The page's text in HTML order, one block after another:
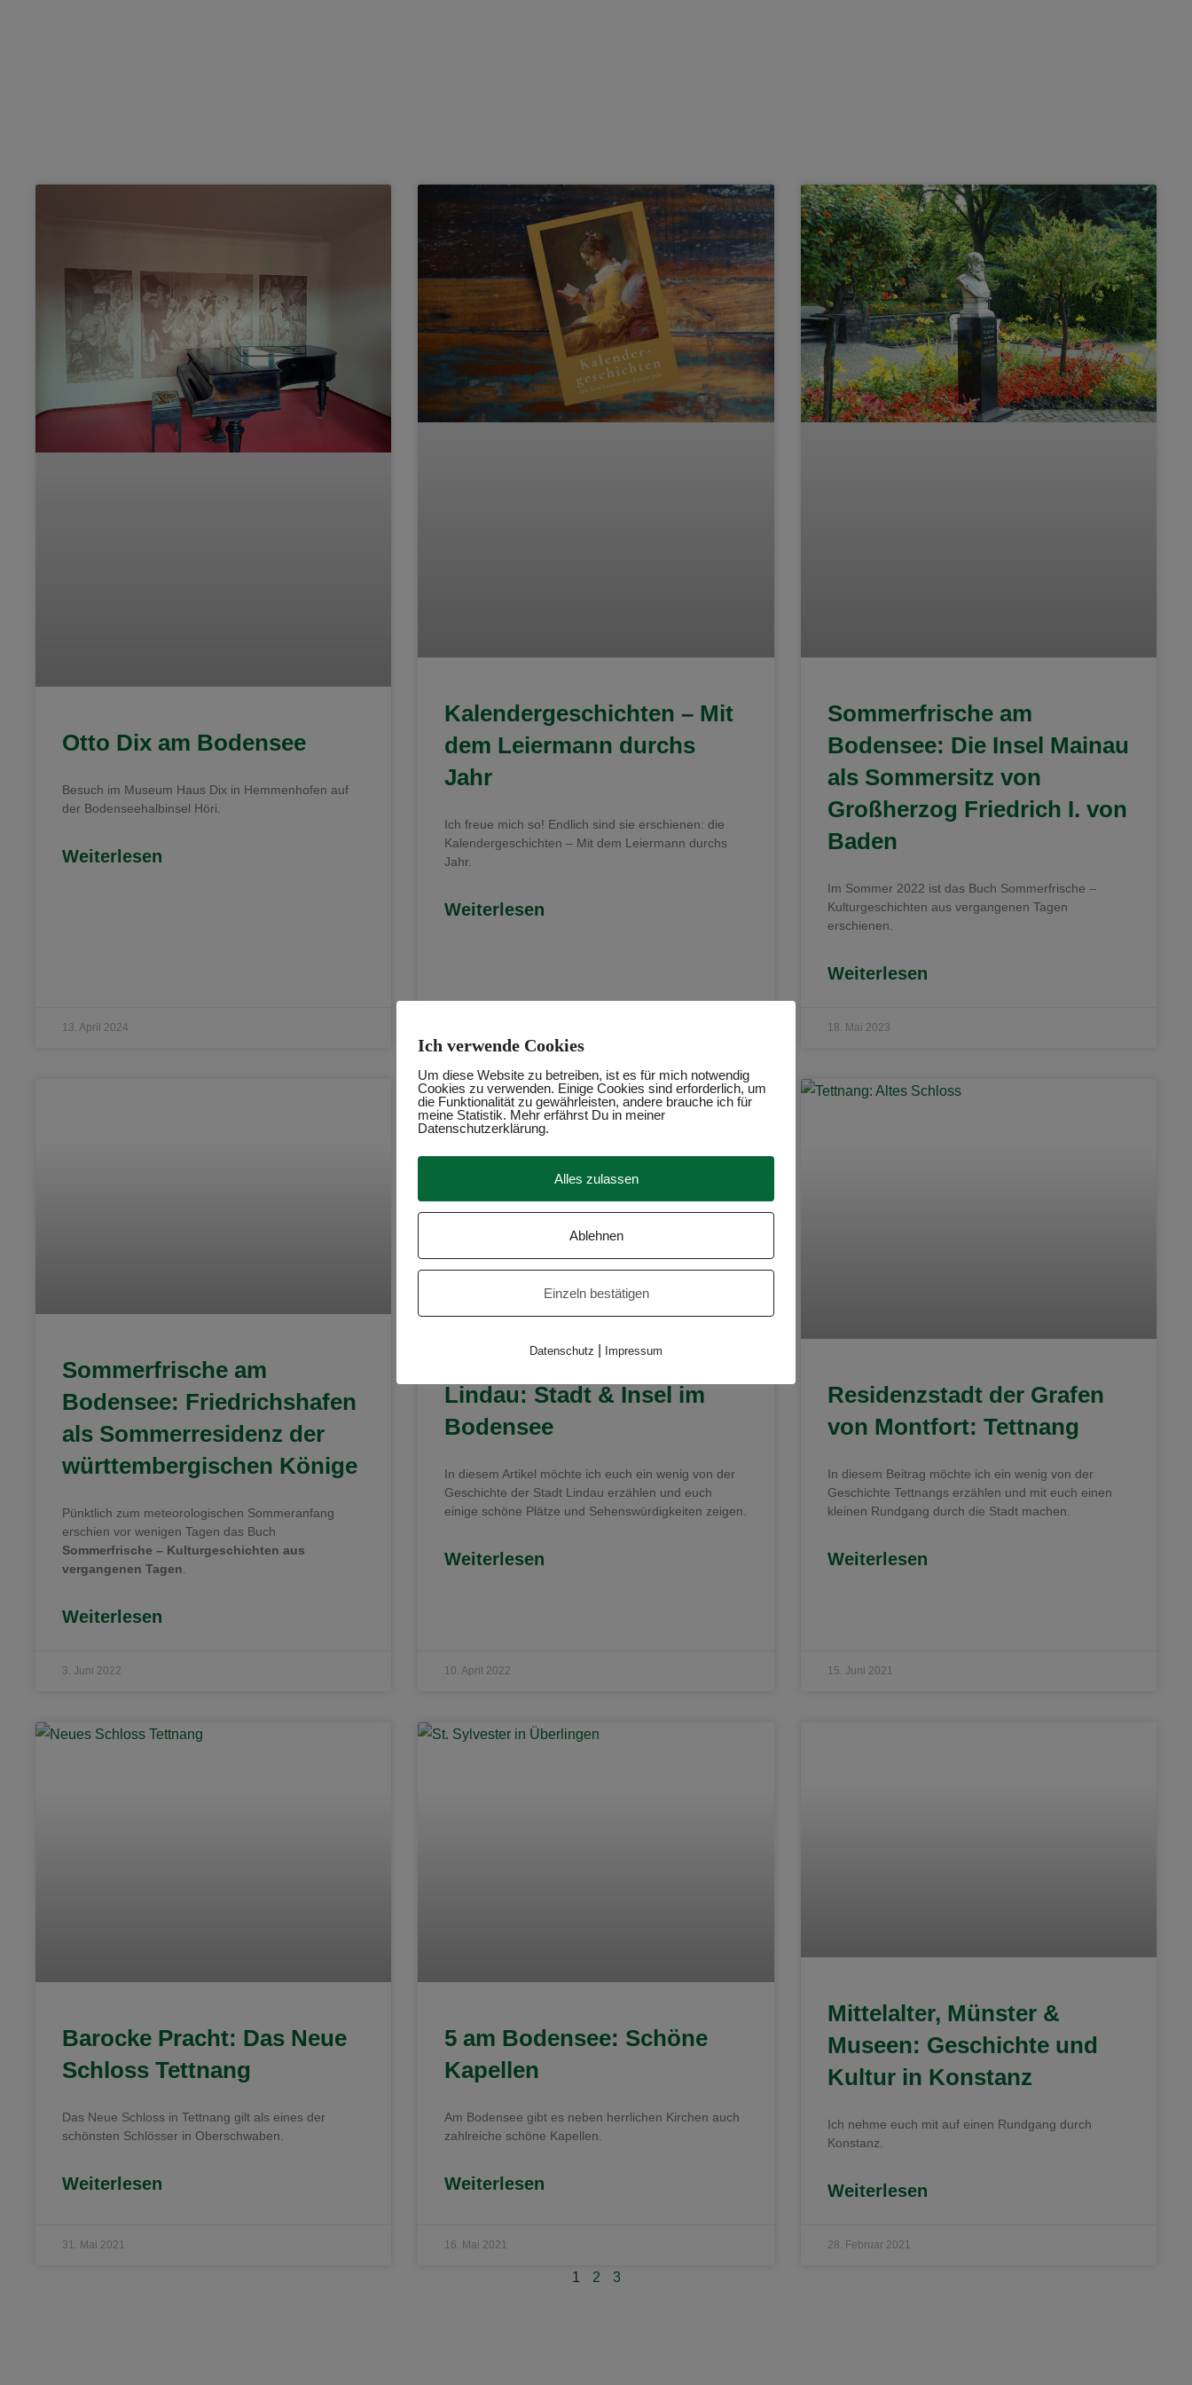
Otto Dix am Bodensee
Besuch im Museum Haus Dix in Hemmenhofen auf
der Bodenseehalbinsel Höri.
Weiterlesen
13. April 2024
Kalendergeschichten – Mit
dem Leiermann durchs
Jahr
Ich freue mich so! Endlich sind sie erschienen: die
Kalendergeschichten – Mit dem Leiermann durchs
Jahr.
Weiterlesen
Sommerfrische am
Bodensee: Die Insel Mainau
als Sommersitz von
Großherzog Friedrich I. von
Baden
Im Sommer 2022 ist das Buch Sommerfrische –
Kulturgeschichten aus vergangenen Tagen
erschienen.
Weiterlesen
18. Mai 2023
Sommerfrische am
Bodensee: Friedrichshafen
als Sommerresidenz der
württembergischen Könige
Pünktlich zum meteorologischen Sommeranfang
erschien vor wenigen Tagen das Buch
Sommerfrische – Kulturgeschichten aus
vergangenen Tagen
Weiterlesen
3. Juni 2022
Lindau: Stadt & Insel im
Bodensee
In diesem Artikel möchte ich euch ein wenig von der
Geschichte der Stadt Lindau erzählen und euch
einige schöne Plätze und Sehenswürdigkeiten zeigen.
Weiterlesen
10. April 2022
Residenzstadt der Grafen
von Montfort: Tettnang
In diesem Beitrag möchte ich ein wenig von der
Geschichte Tettnangs erzählen und mit euch einen
kleinen Rundgang durch die Stadt machen.
Weiterlesen
15. Juni 2021
Barocke Pracht: Das Neue
Schloss Tettnang
Das Neue Schloss in Tettnang gilt als eines der
schönsten Schlösser in Oberschwaben.
Weiterlesen
31. Mai 2021
5 am Bodensee: Schöne
Kapellen
Am Bodensee gibt es neben herrlichen Kirchen auch
zahlreiche schöne Kapellen.
Weiterlesen
16. Mai 2021
Mittelalter, Münster &
Museen: Geschichte und
Kultur in Konstanz
Ich nehme euch mit auf einen Rundgang durch
Konstanz.
Weiterlesen
28. Februar 2021
1 2 3
Ich verwende Cookies
Um diese Website zu betreiben, ist es für mich notwendig
Cookies zu verwenden. Einige Cookies sind erforderlich, um
die Funktionalität zu gewährleisten, andere brauche ich für
meine Statistik. Mehr erfährst Du in meiner
Datenschutzerklärung.
Alles zulassen
Ablehnen
Einzeln bestätigen
Datenschutz Impressum